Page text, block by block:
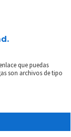
que puedas
son archivos de tipo